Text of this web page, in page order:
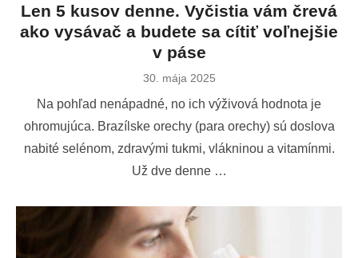
Len 5 kusov denne. Vyčistia vám črevá
ako vysávač a budete sa cítiť voľnejšie
v páse
Publikované
30. mája 2025
Na pohľad nenápadné, no ich výživová hodnota je
ohromujúca. Brazílske orechy (para orechy) sú doslova
nabité selénom, zdravými tukmi, vlákninou a vitamínmi.
Už dve denne …